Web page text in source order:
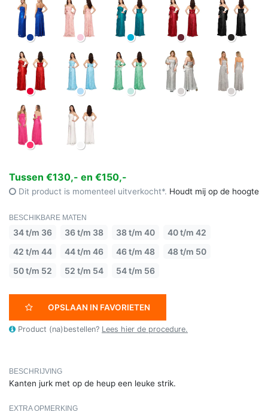
Tussen €130,- en €150,-
Dit product is momenteel uitverkocht*. Houdt mij op de hoogte
BESCHIKBARE MATEN
34 t/m 36 36 t/m 38 38 t/m 40
40 t/m 42
42 t/m 44
44 t/m 46 46 t/m 48
48 t/m 50
50 t/m 52
52 t/m 54 54 t/m 56
OPSLAAN IN FAVORIETEN
Product (na)bestellen? Lees hier de procedure.
BESCHRIJVING
Kanten jurk met op de heup een leuke strik.
EXTRA OPMERKING